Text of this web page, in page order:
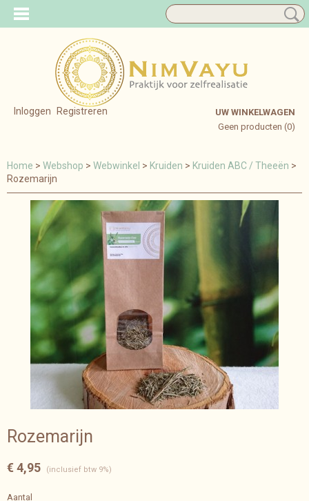
Inloggen Registreren
UW WINKELWAGEN
Geen producten (0)
Home > Webshop > Webwinkel > Kruiden > Kruiden ABC / Theeën >
Rozemarijn
Rozemarijn
€ 4,95 (inclusief btw 9%)
Aantal